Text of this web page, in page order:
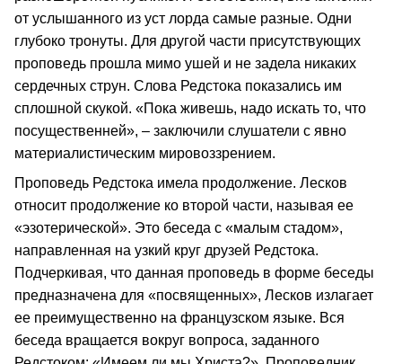
от услышанного из уст лорда самые разные. Одни
глубоко тронуты. Для другой части присутствующих
проповедь прошла мимо ушей и не задела никаких
сердечных струн. Слова Редстока показались им
сплошной скукой. «Пока живешь, надо искать то, что
посущественней», – заключили слушатели с явно
материалистическим мировоззрением.
Проповедь Редстока имела продолжение. Лесков
относит продолжение ко второй части, называя ее
«эзотерической». Это беседа с «малым стадом»,
направленная на узкий круг друзей Редстока.
Подчеркивая, что данная проповедь в форме беседы
предназначена для «посвященных», Лесков излагает
ее преимущественно на французском языке. Вся
беседа вращается вокруг вопроса, заданного